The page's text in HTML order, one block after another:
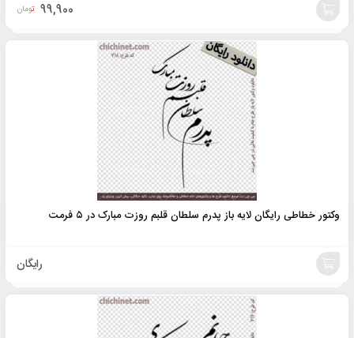
99,900 تومان
وکتور خطاطی رایگان لایه باز پدرم سلطان قلبم روزت مبارک در ۵ فرمت
رایگان